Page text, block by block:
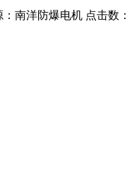
：南洋防爆电机 点击数：